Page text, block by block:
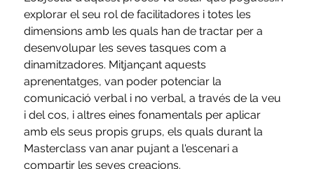
explorar el seu rol de facilitadores i totes les
dimensions amb les quals han de tractar per a
desenvolupar les seves tasques com a
dinamitzadores. Mitjançant aquests
aprenentatges, van poder potenciar la
comunicació verbal i no verbal, a través de la veu
i del cos, i altres eines fonamentals per aplicar
amb els seus propis grups, els quals durant la
Masterclass van anar pujant a l'escenari a
compartir les seves creacions.